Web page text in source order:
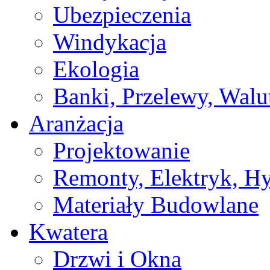
Ubezpieczenia
Windykacja
Ekologia
Banki, Przelewy,
Aranżacja
Projektowanie
Remonty, Elektryk,
Materiały Budowlane
Kwatera
Drzwi i Okna